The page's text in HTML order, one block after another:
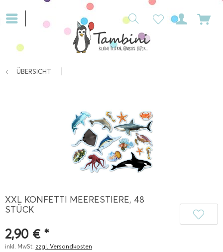
ÜBERSICHT
XXL KONFETTI MEERESTIERE, 48
STÜCK
2,90 € *
inkl. MwSt. zzgl. Versandkosten